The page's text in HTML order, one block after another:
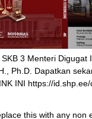
3 Menteri Digugat
Ph.D. Dapatkan
INI https://id.shp.ee/
this with any non